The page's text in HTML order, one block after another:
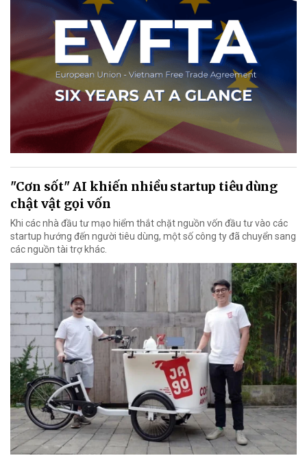
"Cơn sốt" AI khiến nhiều startup tiêu dùng
chật vật gọi vốn
Khi các nhà đầu tư mạo hiểm thắt chặt nguồn vốn đầu tư vào các
startup hướng đến người tiêu dùng, một số công ty đã chuyển sang
các nguồn tài trợ khác.